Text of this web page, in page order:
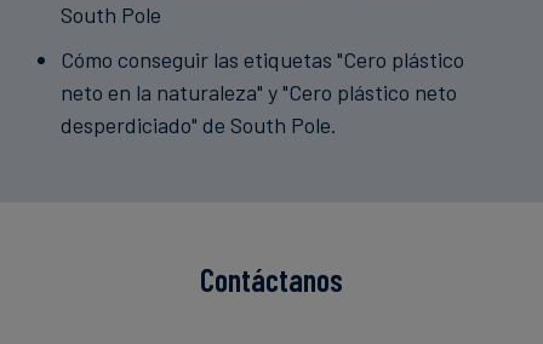
South Pole
Cómo conseguir las etiquetas "Cero plástico
neto en la naturaleza" y "Cero plástico neto
desperdiciado" de South Pole.
Contáctanos